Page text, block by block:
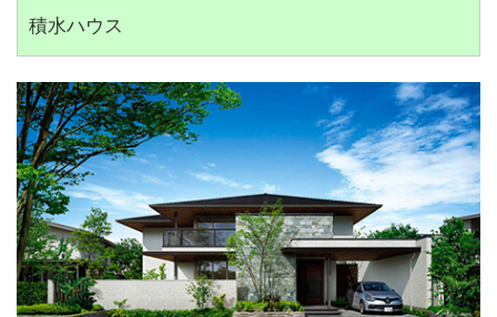
積水ハウス